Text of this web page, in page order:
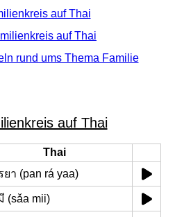
auf Thai
auf Thai
rund ums Thema Familie
auf Thai
Thai
ยา (pan rá yaa)
(sǎa mii)